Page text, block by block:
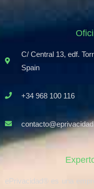
C/ Central 13, edf.
Spain
+34 968 100 116
ePrivacidad® es una